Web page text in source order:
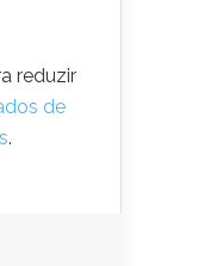
reduzir
de
.